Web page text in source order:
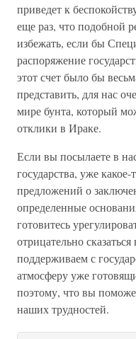
приведет к
еще раз, что подобной
избежать, если бы
распоряжение
этот счет было бы
представить, для нас
мире бунта, который
отклики в Ираке.
Если вы посылаете в
государства, уже
предложений о
определенные
готовитесь
отрицательно
поддерживаем с
атмосферу уже
поэтому, что вы
наших трудностей.